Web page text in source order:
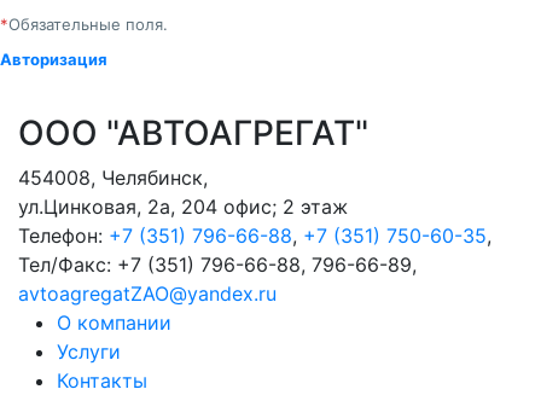
*Обязательные поля.
Авторизация
ООО "АВТОАГРЕГАТ"
454008, Челябинск,
ул.Цинковая, 2а, 204 офис; 2 этаж
Телефон: +7 (351) 796-66-88, +7 (351) 750-60-35,
Тел/Факс: +7 (351) 796-66-88, 796-66-89,
avtoagregatZAO@yandex.ru
О компании
Услуги
Контакты